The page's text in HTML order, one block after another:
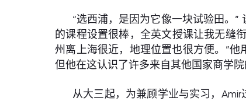
“选西浦，是因为它像一块试验田。
的课程设置很棒，全英文授课让我无缝
州离上海很近，地理位置也很方便。”他
但他在这认识了许多来自其他国家商学
从大三起，为兼顾学业与实习，